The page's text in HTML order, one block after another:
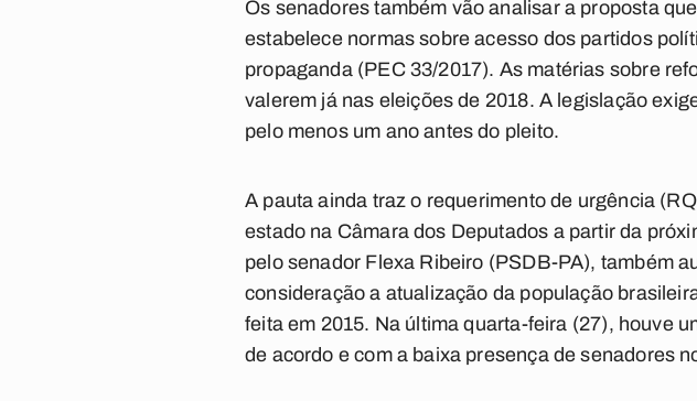
Os senadores também vão analisar a proposta
estabelece normas sobre acesso dos partidos
propaganda (PEC 33/2017). As matérias sobre
valerem já nas eleições de 2018. A legislação
pelo menos um ano antes do pleito.
A pauta ainda traz o requerimento de urgência
estado na Câmara dos Deputados a partir da
pelo senador Flexa Ribeiro (PSDB-PA), também
consideração a atualização da população
feita em 2015. Na última quarta-feira (27), houve
de acordo e com a baixa presença de senadores